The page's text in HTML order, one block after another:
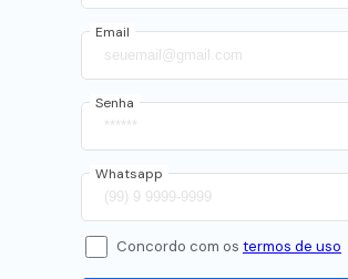
Email
Senha
Whatsapp
Concordo com os termos de uso